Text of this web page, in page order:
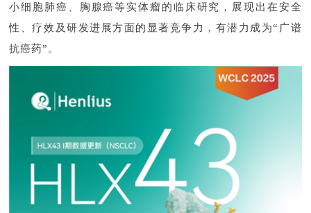
小细胞肺癌、胸腺癌等实体瘤的临床研究，展现出在安全
性、疗效及研发进展方面的显著竞争力，有潜力成为“广谱
抗癌药”。